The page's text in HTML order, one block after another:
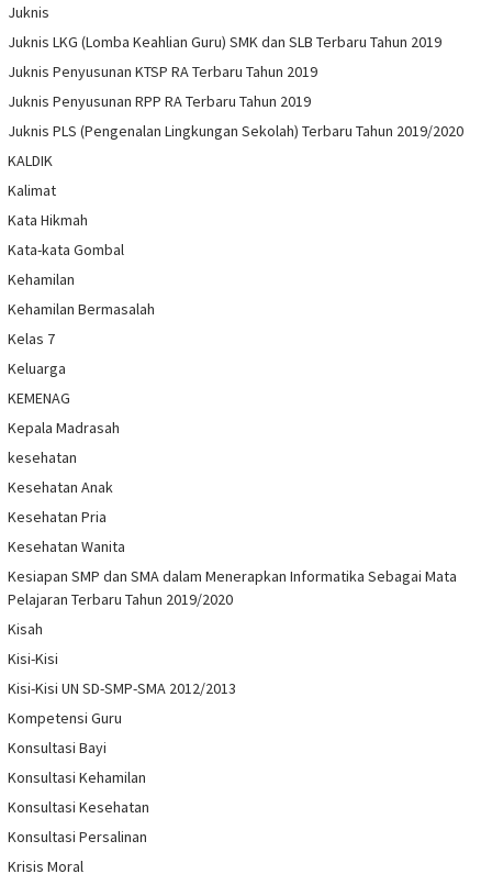
Juknis
Juknis LKG (Lomba Keahlian Guru) SMK dan SLB Terbaru Tahun 2019
Juknis Penyusunan KTSP RA Terbaru Tahun 2019
Juknis Penyusunan RPP RA Terbaru Tahun 2019
Juknis PLS (Pengenalan Lingkungan Sekolah) Terbaru Tahun 2019/2020
KALDIK
Kalimat
Kata Hikmah
Kata-kata Gombal
Kehamilan
Kehamilan Bermasalah
Kelas 7
Keluarga
KEMENAG
Kepala Madrasah
kesehatan
Kesehatan Anak
Kesehatan Pria
Kesehatan Wanita
Kesiapan SMP dan SMA dalam Menerapkan Informatika Sebagai Mata
Pelajaran Terbaru Tahun 2019/2020
Kisah
Kisi-Kisi
Kisi-Kisi UN SD-SMP-SMA 2012/2013
Kompetensi Guru
Konsultasi Bayi
Konsultasi Kehamilan
Konsultasi Kesehatan
Konsultasi Persalinan
Krisis Moral